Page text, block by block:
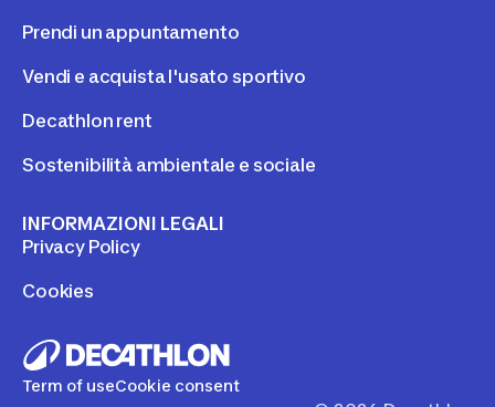
Prendi un appuntamento
Vendi e acquista l'usato sportivo
Decathlon rent
Sostenibilità ambientale e sociale
INFORMAZIONI LEGALI
Privacy Policy
Cookies
Term of useCookie consent